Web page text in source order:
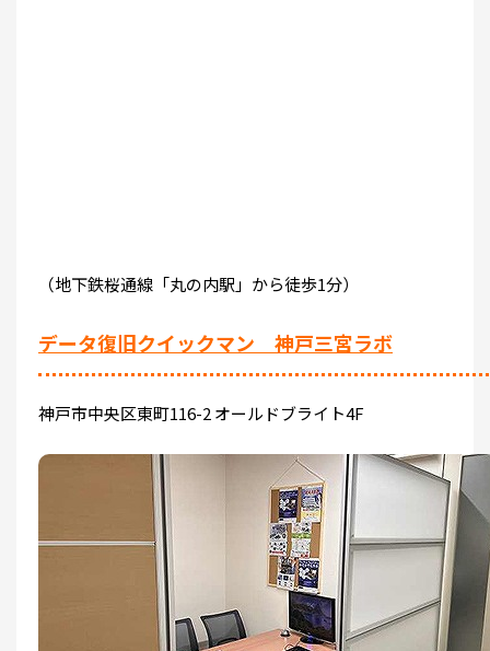
（地下鉄桜通線「丸の内駅」から徒歩1分）
データ復旧クイックマン 神戸三宮ラボ
神戸市中央区東町116-2 オールドブライト4F